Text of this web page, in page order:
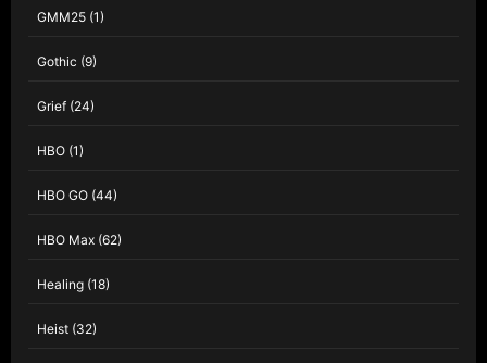
GMM25 (1)
Gothic (9)
Grief (24)
HBO (1)
HBO GO (44)
HBO Max (62)
Healing (18)
Heist (32)